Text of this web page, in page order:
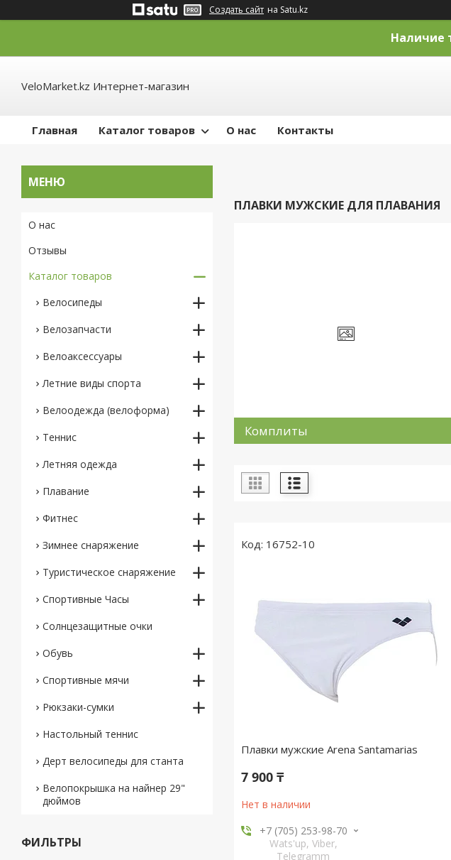
Создать сайт на Satu.kz
Наличие
VeloMarket.kz Интернет-магазин
Главная Каталог товаров О нас Контакты
ПЛАВКИ МУЖСКИЕ ДЛЯ ПЛАВАНИЯ
Комплиты
16752-10
Плавки мужские Arena Santamarias
7 900 ₸
Нет в наличии
+7 (705) 253-98-70
Wats'up, Viber,
Telegramm
О нас
Отзывы
Каталог товаров
Велосипеды
Велозапчасти
Велоаксессуары
Летние виды спорта
Велоодежда (велоформа)
Теннис
Летняя одежда
Плавание
Фитнес
Зимнее снаряжение
Туристическое снаряжение
Спортивные Часы
Солнцезащитные очки
Обувь
Спортивные мячи
Рюкзаки-сумки
Настольный теннис
Дерт велосипеды для станта
Велопокрышка на найнер 29"
дюймов
ФИЛЬТРЫ